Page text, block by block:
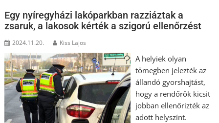
Egy nyíregyházi lakóparkban razziáztak a
zsaruk, a lakosok kérték a szigorú ellenőrzést
2024.11.20. Kiss Lajos
A helyiek olyan
tömegben jelezték az
állandó gyorshajtást,
hogy a rendőrök kicsit
jobban ellenőrizték az
adott helyszínt.